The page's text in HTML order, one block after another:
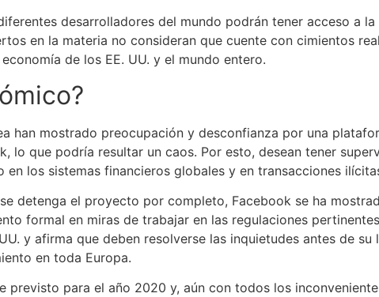
desarrolladores del mundo podrán tener acceso a
en la materia no consideran que cuente con cimientos
de los EE. UU. y el mundo entero.
han mostrado preocupación y desconfianza por una
lo que podría resultar un caos. Por esto, desean tener
en los sistemas financieros globales y en transacciones
detenga el proyecto por completo, Facebook se ha
formal en miras de trabajar en las regulaciones
y afirma que deben resolverse las inquietudes antes de
en toda Europa.
previsto para el año 2020 y, aún con todos los